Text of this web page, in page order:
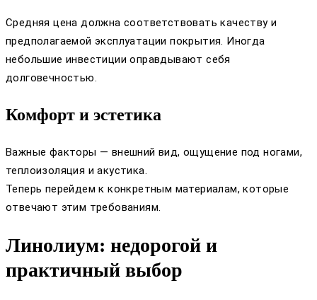
Средняя цена должна соответствовать качеству и
предполагаемой эксплуатации покрытия. Иногда
небольшие инвестиции оправдывают себя
долговечностью.
Комфорт и эстетика
Важные факторы — внешний вид, ощущение под ногами,
теплоизоляция и акустика.
Теперь перейдем к конкретным материалам, которые
отвечают этим требованиям.
Линолиум: недорогой и
практичный выбор